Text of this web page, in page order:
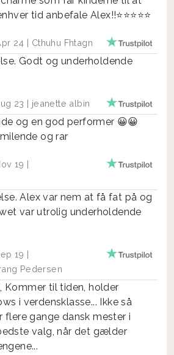
tid anbefale Alex!!⭐️⭐️⭐️⭐️⭐️
24 | Cthuhu Fhtagn
Godt og underholdende
23 | jeanette albin
og en god performer 😀😀
og rar
19 |
Alex var nem at få fat på og
var utrolig underholdende
19 |
Pedersen
Kommer til tiden, holder
i verdensklasse... Ikke så
flere gange dansk mester i
valg, når det gælder